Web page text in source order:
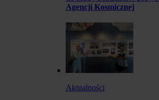
Agencji Kosmicznej
Aktualności